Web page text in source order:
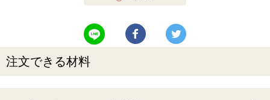
LINEで送る Facebookでシェアする
注文できる材料